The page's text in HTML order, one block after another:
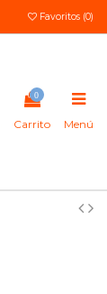
Favoritos (0)
0
Carrito Menú